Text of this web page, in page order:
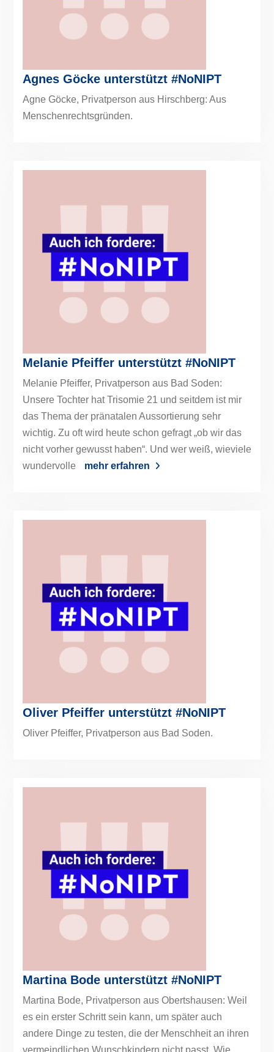
Agnes Göcke unterstützt #NoNIPT
Agne Göcke, Privatperson aus Hirschberg: Aus
Menschenrechtsgründen.
Melanie Pfeiffer unterstützt #NoNIPT
Melanie Pfeiffer, Privatperson aus Bad Soden:
Unsere Tochter hat Trisomie 21 und seitdem ist mir
das Thema der pränatalen Aussortierung sehr
wichtig. Zu oft wird heute schon gefragt „ob wir das
nicht vorher gewusst haben“. Und wer weiß, wieviele
wundervolle
mehr erfahren
Oliver Pfeiffer unterstützt #NoNIPT
Oliver Pfeiffer, Privatperson aus Bad Soden.
Martina Bode unterstützt #NoNIPT
Martina Bode, Privatperson aus Obertshausen: Weil
es ein erster Schritt sein kann, um später auch
andere Dinge zu testen, die der Menschheit an ihren
vermeindlichen Wunschkindern nicht passt. Wie